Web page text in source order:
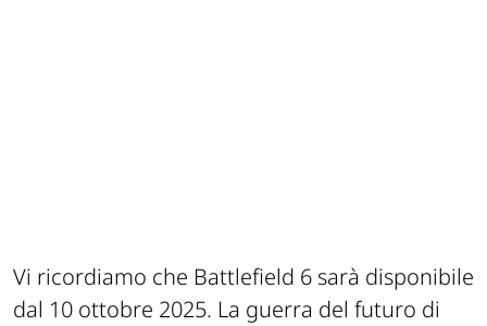
Vi ricordiamo che Battlefield 6 sarà disponibile
dal 10 ottobre 2025. La guerra del futuro di